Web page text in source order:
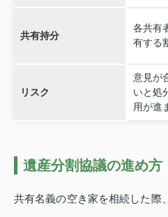
共有持分
各共有
有する
リスク
意見が
いと処
用が進
遺産分割協議の進め方
共有名義の空き家を相続した際